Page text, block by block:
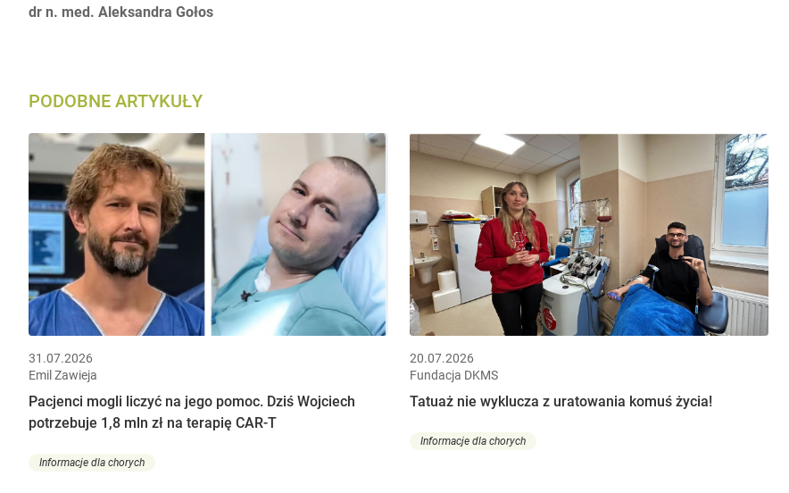
Autorzy:
dr n. med. Aleksandra Gołos
PODOBNE ARTYKUŁY
31.07.2026
Emil Zawieja
Pacjenci mogli liczyć na jego pomoc. Dziś Wojciech
potrzebuje 1,8 mln zł na terapię CAR-T
Informacje dla chorych
20.07.2026
Fundacja DKMS
Tatuaż nie wyklucza z uratowania komuś życia!
Informacje dla chorych